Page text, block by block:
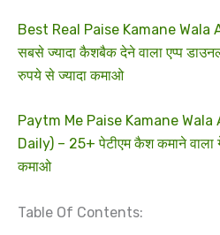
Best Real Paise Kamane Wala
सबसे ज्यादा कैशबैक देने वाला एप्प
रुपये से ज्यादा कमाओ
Paytm Me Paise Kamane Wala
Daily) – 25+ पेटीएम कैश कमाने
कमाओ
Table Of Contents: